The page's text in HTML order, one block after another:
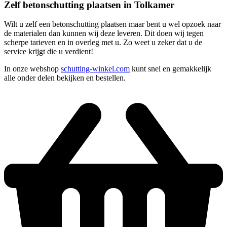
Zelf betonschutting plaatsen in Tolkamer
Wilt u zelf een betonschutting plaatsen maar bent u wel opzoek naar
de materialen dan kunnen wij deze leveren. Dit doen wij tegen
scherpe tarieven en in overleg met u. Zo weet u zeker dat u de
service krijgt die u verdient!
In onze webshop schutting-winkel.com kunt snel en gemakkelijk
alle onder delen bekijken en bestellen.